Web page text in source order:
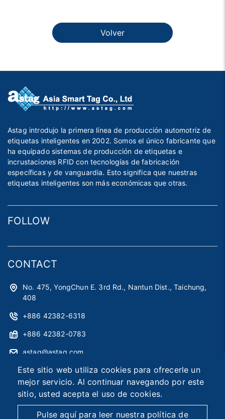
Volver
Este sitio web utiliza cookies para ofrecerle un
mejor servicio. Al continuar navegando por este
sitio, usted acepta el uso de cookies.
Pulse aquí para leer nuestra política de
Astag introdujo la primera línea de producción automotriz de
etiquetas inteligentes en 2002. Somos el único fabricante que
ha equipado sistemas de producción de etiquetas e
incrustaciones RFID con tecnologías de fabricación
específicas y de vanguardia. Esto significa que nuestras
etiquetas inteligentes son más económicas que otras.
FOLLOW
CONTACT
No. 475, YongChun E. 3rd Rd., Nantun Dist., Taichung,
408
+886 42382-6318
+886 42382-0783
astag@astag.com
roger@astag.com
2026 © Asia Smart Tag Co., Ltd. Designed by首岳資訊